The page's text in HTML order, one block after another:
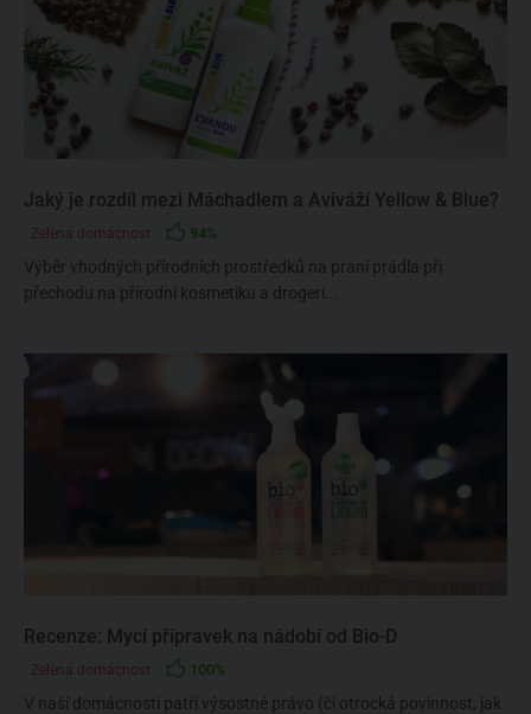
Jaký je rozdíl mezi Máchadlem a Aviváží Yellow & Blue?
Zelená domácnost 94%
Výběr vhodných přírodních prostředků na praní prádla při
přechodu na přírodní kosmetiku a drogeri...
Recenze: Mycí přípravek na nádobí od Bio-D
Zelená domácnost 100%
V naší domácnosti patří výsostné právo (či otrocká povinnost, jak